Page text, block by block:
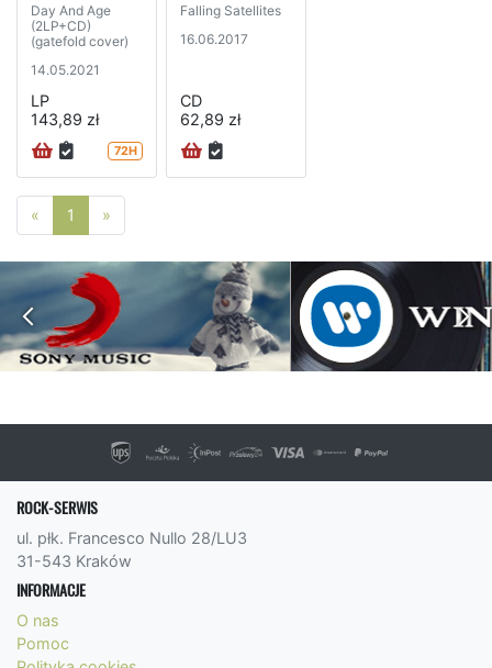
Day And Age
(2LP+CD)
(gatefold cover)
14.05.2021
LP
143,89 zł
72H
Falling Satellites
16.06.2017
CD
62,89 zł
« Poprzednia strona
1 »
ROCK-SERWIS
ul. płk. Francesco Nullo 28/LU3
31-543 Kraków
INFORMACJE
O nas
Pomoc